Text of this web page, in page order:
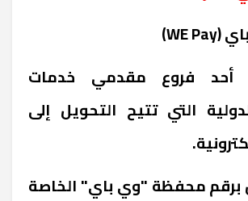
(
WE Pay
)
أحد فروع مقدمي خدمات
التي تتيح التحويل إلى
برقم محفظة "وي باي" الخاصة